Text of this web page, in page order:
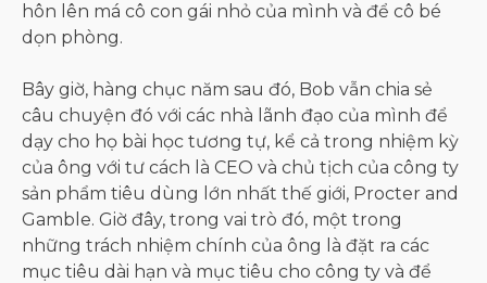
hôn lên má cô con gái nhỏ của mình và để cô bé
dọn phòng.
Bây giờ, hàng chục năm sau đó, Bob vẫn chia sẻ
câu chuyện đó với các nhà lãnh đạo của mình để
dạy cho họ bài học tương tự, kể cả trong nhiệm kỳ
của ông với tư cách là CEO và chủ tịch của công ty
sản phẩm tiêu dùng lớn nhất thế giới, Procter and
Gamble. Giờ đây, trong vai trò đó, một trong
những trách nhiệm chính của ông là đặt ra các
mục tiêu dài hạn và mục tiêu cho công ty và để